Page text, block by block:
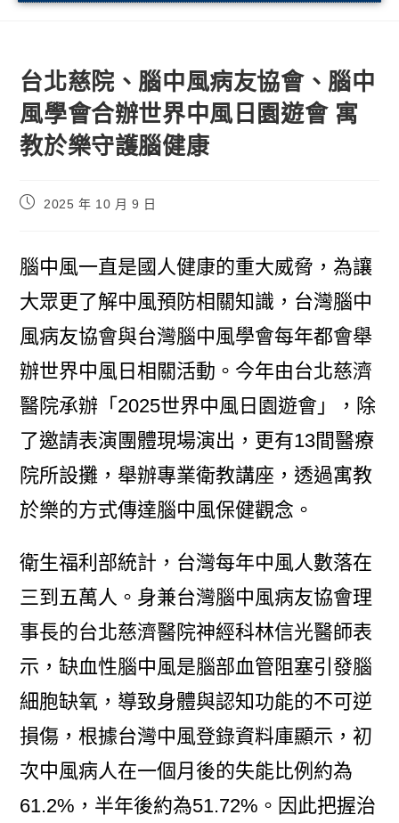
台北慈院、腦中風病友協會、腦中
風學會合辦世界中風日園遊會 寓
教於樂守護腦健康
2025 年 10 月 9 日
腦中風一直是國人健康的重大威脅，為讓
大眾更了解中風預防相關知識，台灣腦中
風病友協會與台灣腦中風學會每年都會舉
辦世界中風日相關活動。今年由台北慈濟
醫院承辦「2025世界中風日園遊會」，除
了邀請表演團體現場演出，更有13間醫療
院所設攤，舉辦專業衛教講座，透過寓教
於樂的方式傳達腦中風保健觀念。
衛生福利部統計，台灣每年中風人數落在
三到五萬人。身兼台灣腦中風病友協會理
事長的台北慈濟醫院神經科林信光醫師表
示，缺血性腦中風是腦部血管阻塞引發腦
細胞缺氧，導致身體與認知功能的不可逆
損傷，根據台灣中風登錄資料庫顯示，初
次中風病人在一個月後的失能比例約為
61.2%，半年後約為51.72%。因此把握治